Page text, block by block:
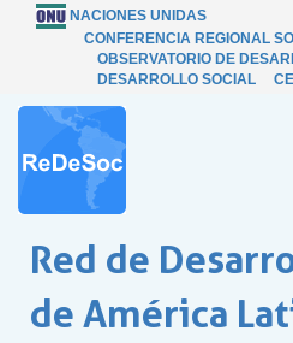
NACIONES UNIDAS
CONFERENCIA REGIONAL
OBSERVATORIO DE
DESARROLLO SOCIAL
Red de
de América